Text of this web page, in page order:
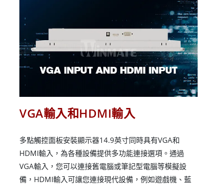
VGA輸入和HDMI輸入
多點觸控面板安裝顯示器14.9英寸同時具有VGA和
HDMI輸入，為各種設備提供多功能連接選項。通過
VGA輸入，您可以連接舊電腦或筆記型電腦等模擬設
備，HDMI輸入可讓您連接現代設備，例如遊戲機、藍